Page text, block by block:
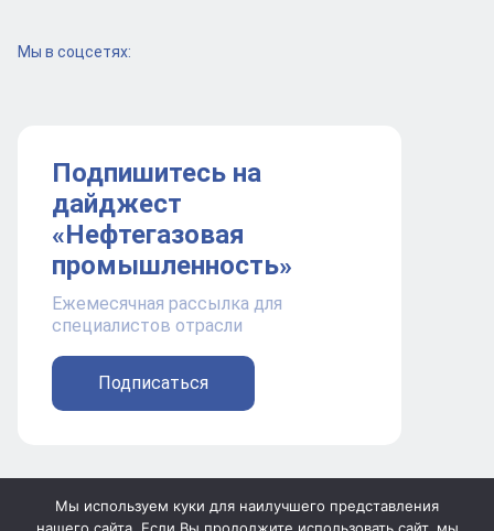
Мы в соцсетях:
Подпишитесь на
дайджест
«Нефтегазовая
промышленность»
Ежемесячная рассылка для
специалистов отрасли
Подписаться
Проект компании PromoGroup Media.
Мы используем куки для наилучшего представления